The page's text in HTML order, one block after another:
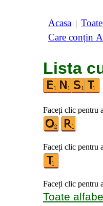
Acasa |
Care conțin
Lista
Faceți clic pentru
Faceți clic pentru
Faceți clic pentru
Toate